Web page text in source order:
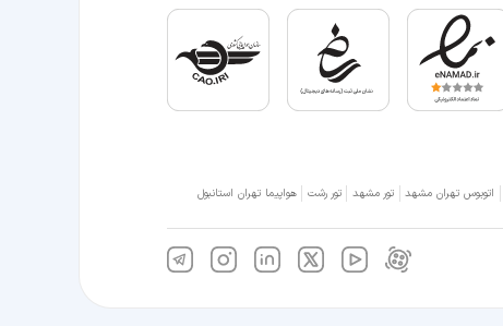
اتوبوس تهران مشهد تور مشهد تور رشت هواپیما تهران استانبول